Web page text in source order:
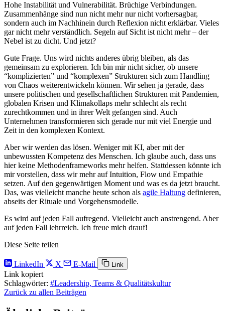
Hohe Instabilität und Vulnerabilität. Brüchige Verbindungen.
Zusammenhänge sind nun nicht mehr nur nicht vorhersagbar,
sondern auch im Nachhinein durch Reflexion nicht erklärbar. Vieles
gar nicht mehr verständlich. Segeln auf Sicht ist nicht mehr – der
Nebel ist zu dicht. Und jetzt?
Gute Frage. Uns wird nichts anderes übrig bleiben, als das
gemeinsam zu explorieren. Ich bin mir nicht sicher, ob unsere
“komplizierten” und “komplexen” Strukturen sich zum Handling
von Chaos weiterentwickeln können. Wir sehen ja gerade, dass
unsere politischen und gesellschaftlichen Strukturen mit Pandemien,
globalen Krisen und Klimakollaps mehr schlecht als recht
zurechtkommen und in ihrer Welt gefangen sind. Auch
Unternehmen transformieren sich gerade nur mit viel Energie und
Zeit in den komplexen Kontext.
Aber wir werden das lösen. Weniger mit KI, aber mit der
unbewussten Kompetenz des Menschen. Ich glaube auch, dass uns
hier keine Methodenframeworks mehr helfen. Stattdessen könnte ich
mir vorstellen, dass wir mehr auf Intuition, Flow und Empathie
setzen. Auf den gegenwärtigen Moment und was es da jetzt braucht.
Das, was vielleicht manche heute schon als agile Haltung definieren,
abseits der Rituale und Vorgehensmodelle.
Es wird auf jeden Fall aufregend. Vielleicht auch anstrengend. Aber
auf jeden Fall lehrreich. Ich freue mich drauf!
Diese Seite teilen
LinkedIn X E-Mail Link
Link kopiert
Schlagwörter: #Leadership, Teams & Qualitätskultur
Zurück zu allen Beiträgen